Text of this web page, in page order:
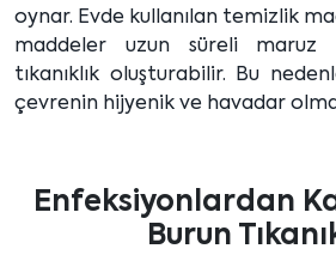
oynar. Evde kullanılan temizlik
maddeler uzun süreli maruz
tıkanıklık oluşturabilir. Bu
çevrenin hijyenik ve havadar
Enfeksiyonlardan
Burun